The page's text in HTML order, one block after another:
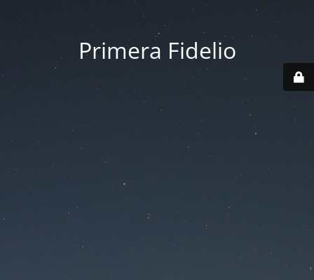
Primera Fidelio